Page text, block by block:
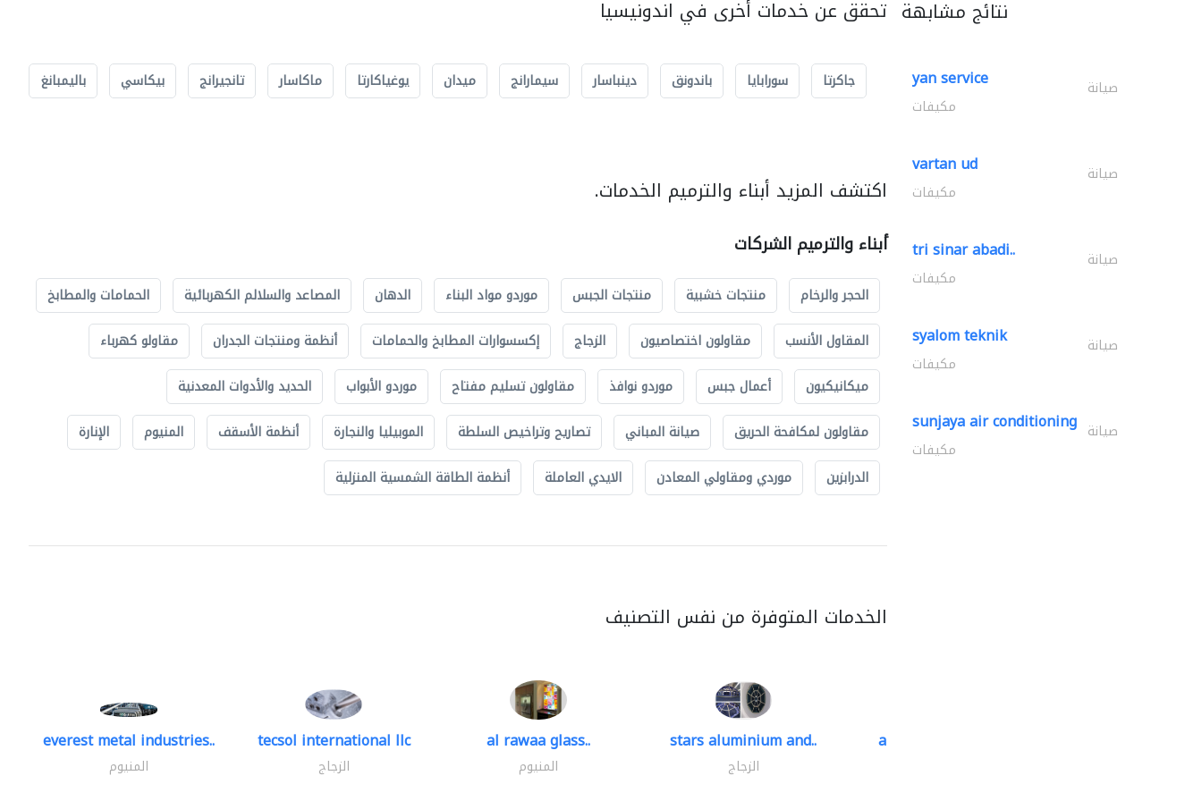
تحقق عن خدمات أخرى في اندونيسيا
جاكرتا سورابايا باندونق دينباسار سيمارانج ميدان يوغياكارتا ماكاسار تانجيرانج بيكاسي باليمبانغ
اكتشف المزيد أبناء والترميم الخدمات.
أبناء والترميم الشركات
الحجر والرخام منتجات خشبية منتجات الجبس موردو مواد البناء الدهان المصاعد والسلالم الكهربائية
الحمامات والمطابخ
المقاول الأنسب
مقاولون اختصاصيون الزجاج إكسسوارات المطابخ والحمامات أنظمة ومنتجات الجدران
مقاولو كهرباء
ميكانيكيون
أعمال جبس موردو نوافذ مقاولون تسليم مفتاح موردو الأبواب
الحديد والأدوات المعدنية
مقاولون لمكافحة الحريق
صيانة المباني تصاريح وتراخيص السلطة الموبيليا والنجارة أنظمة الأسقف المنيوم
الإنارة
الدرابزين
موردي ومقاولي المعادن الايدي العاملة أنظمة الطاقة الشمسية المنزلية
الخدمات المتوفرة من نفس التصنيف
everest metal industries..
المنيوم
tecsol international llc
الزجاج
al rawaa glass..
المنيوم
stars aluminium and..
الزجاج
al barary aluminum..
نتائج مشابهة
yan service صيانة
مكيفات
vartan ud صيانة
مكيفات
tri sinar abadi.. صيانة
مكيفات
syalom teknik صيانة
مكيفات
sunjaya air conditioning صيانة
مكيفات